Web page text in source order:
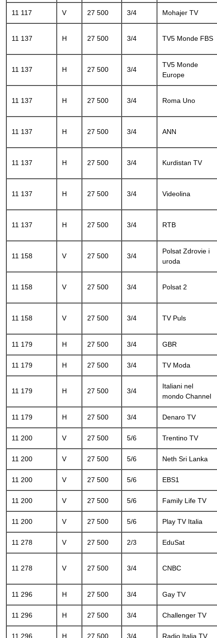
11 117 V 27 500 3/4 Mohajer TV
11 137 H 27 500 3/4 TV5 Monde FBS
11 137 H 27 500 3/4
TV5 Monde
Europe
11 137 H 27 500 3/4 Roma Uno
11 137 H 27 500 3/4 ANN
11 137 H 27 500 3/4 Kurdistan TV
11 137 H 27 500 3/4 Videolina
11 137 H 27 500 3/4 RTB
11 158 V 27 500 3/4
Polsat Zdrovie i
uroda
11 158 V 27 500 3/4 Polsat 2
11 158 V 27 500 3/4 TV Puls
11 179 H 27 500 3/4 GBR
11 179 H 27 500 3/4 TV Moda
11 179 H 27 500 3/4
Italiani nel
mondo Channel
11 179 H 27 500 3/4 Denaro TV
11 200 V 27 500 5/6 Trentino TV
11 200 V 27 500 5/6 Neth Sri Lanka
11 200 V 27 500 5/6 EBS1
11 200 V 27 500 5/6 Family Life TV
11 200 V 27 500 5/6 Play TV Italia
11 278 V 27 500 2/3 EduSat
11 278 V 27 500 3/4 CNBC
11 296 H 27 500 3/4 Gay TV
11 296 H 27 500 3/4 Challenger TV
11 296 H 27 500 3/4 Radio Italia TV